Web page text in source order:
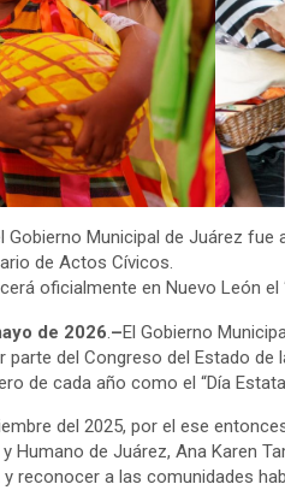
Municipal de Juárez
de Actos Cívicos.
oficialmente en Nuevo León el
de 2026.–El Gobierno
del Congreso del Estado de
de cada año como el “Día
del 2025, por el ese
Humano de Juárez, Ana Karen
reconocer a las comunidades